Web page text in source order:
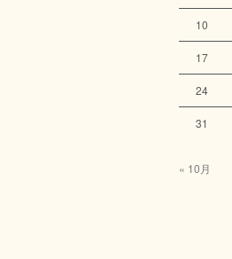
10
17
24
31
« 10月